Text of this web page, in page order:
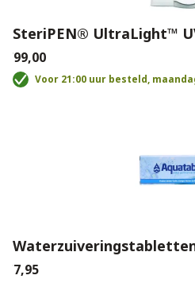
SteriPEN® UltraLight™
€99,00
Voor 21:00 uur besteld,
€7,95